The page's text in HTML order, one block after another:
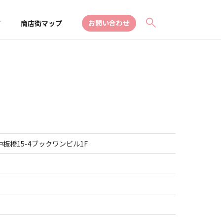
商店街マップ お問い合わせ
板橋15-4ブックワンビル1F